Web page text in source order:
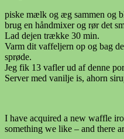
piske mælk og æg sammen og
brug en håndmixer og rør det
Lad dejen trække 30 min.
Varm dit vaffeljern op og bag
sprøde.
Jeg fik 13 vafler ud af denne
Server med vanilje is, ahorn
I have acquired a new waffle
something we like – and there